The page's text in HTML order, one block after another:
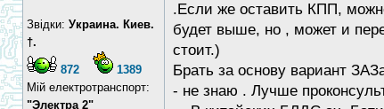
Звідки: Украина. Киев.
†.
872
1389
Мій електротранспорт:
"Электра 2"
.Если же оставить КПП,
будет выше, но , может и
стоит.)
Брать за основу вариант
- не знаю . Лучше